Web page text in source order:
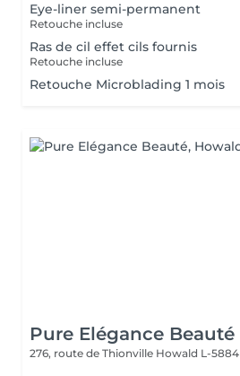
Eye-liner semi-permanent
Retouche incluse
Ras de cil effet cils fournis
Retouche incluse
Retouche Microblading 1 mois
Pure Elégance Beauté
276, route de Thionville Howald L-5884